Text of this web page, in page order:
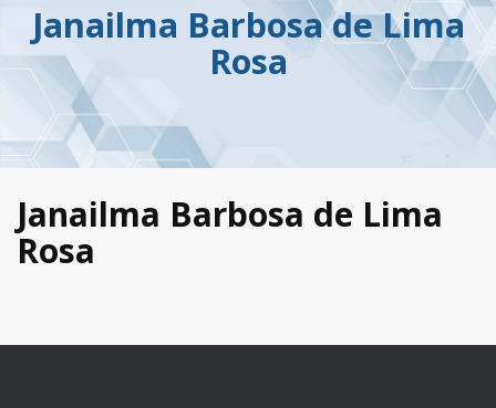
Janailma Barbosa de Lima
Rosa
Janailma Barbosa de Lima
Rosa